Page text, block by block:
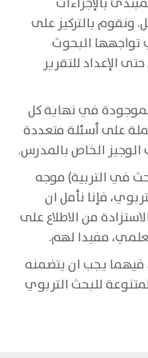
ونقوم بالتركيز على
تواجهها البحوث
الإعداد للتقرير
في نهاية كل
على أسئلة متعددة
الوجيز الخاص بالمدرس.
في التربية) موجه
فإنا نأمل ان
من الاطلاع على
مفيدا لهم.
فيهما يجب ان يتضمنه
للبحث التربوي